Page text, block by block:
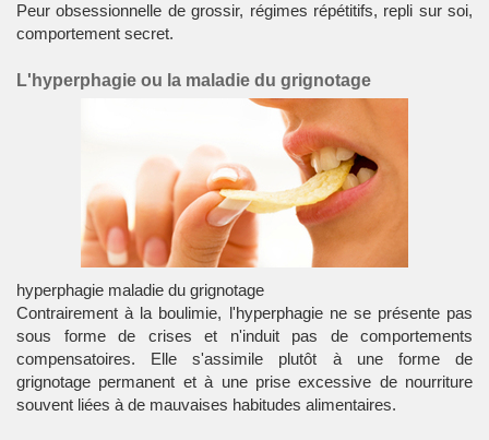
Peur obsessionnelle de grossir, régimes répétitifs, repli sur soi,
comportement secret.
L'hyperphagie ou la maladie du grignotage
hyperphagie maladie du grignotage
Contrairement à la boulimie, l'hyperphagiene se présente pas
sous forme de crises et n'induit pas de comportements
compensatoires. Elle s'assimile plutôt à une forme de
grignotage permanent et à une prise excessive de nourriture
souvent liées à de mauvaises habitudes alimentaires.